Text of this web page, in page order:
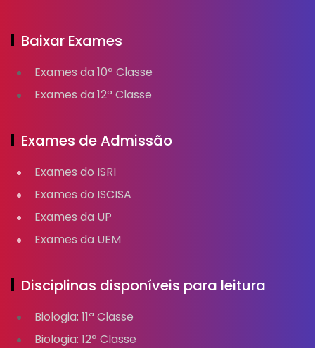
Baixar Exames
Exames da 10ª Classe
Exames da 12ª Classe
Exames de Admissão
Exames do ISRI
Exames do ISCISA
Exames da UP
Exames da UEM
Disciplinas disponíveis para leitura
Biologia: 11ª Classe
Biologia: 12ª Classe